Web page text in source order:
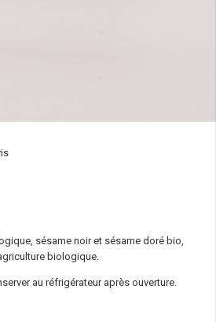
sésame noir et sésame doré bio,
biologique.
au réfrigérateur après ouverture.